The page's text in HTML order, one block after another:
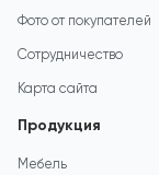
Фото от покупателей
Сотрудничество
Карта сайта
Продукция
Мебель